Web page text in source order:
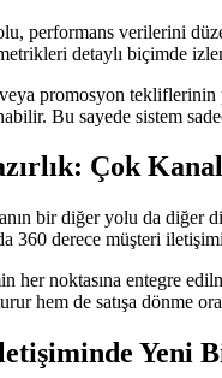
performans verilerini
detaylı biçimde
promosyon tekliflerinin
Bu sayede sistem
Çok
bir diğer yolu da diğer
360 derece müşteri
her noktasına entegre
hem de satışa dönme
Yeni